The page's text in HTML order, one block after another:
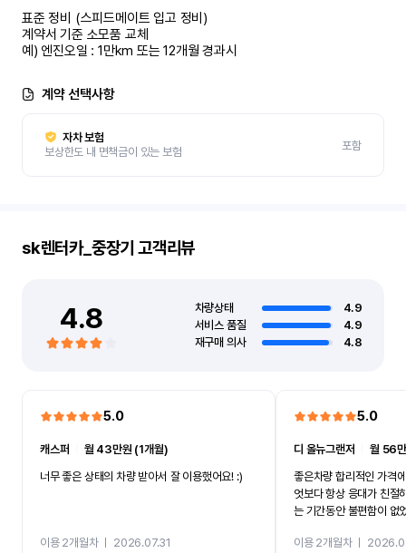
표준 정비 (스피드메이트 입고 정비)
계약서 기준 소모품 교체
예) 엔진오일 : 1만km 또는 12개월 경과시
계약 선택사항
자차 보험
보상한도 내 면책금이 있는 보험
포함
sk렌터카_중장기 고객리뷰
4.8 차량상태
4.9
서비스 품질
4.9
재구매 의사
4.8
5.0
캐스퍼
월 43만원 (1개월)
너무 좋은 상태의 차량 받아서 잘 이용했어요! :)
이용 2개월차ㅣ 2026.07.31
5.0
디 올뉴그랜저 ㅣ월 56
좋은차량 합리적인 가격
엇보다 항상 응대가 친절
는 기간동안 불편함이 없
카 렌트 고민없이 강추합
이용 2개월차ㅣ